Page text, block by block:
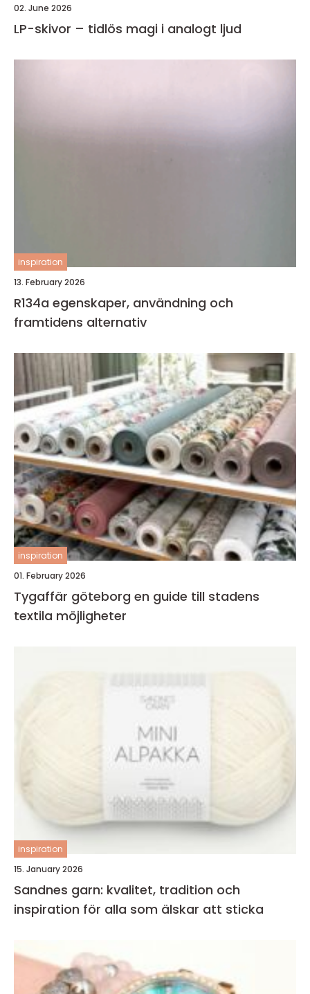
02. June 2026
LP-skivor – tidlös magi i analogt ljud
inspiration
13. February 2026
R134a egenskaper, användning och
framtidens alternativ
inspiration
01. February 2026
Tygaffär göteborg en guide till stadens
textila möjligheter
inspiration
15. January 2026
Sandnes garn: kvalitet, tradition och
inspiration för alla som älskar att sticka